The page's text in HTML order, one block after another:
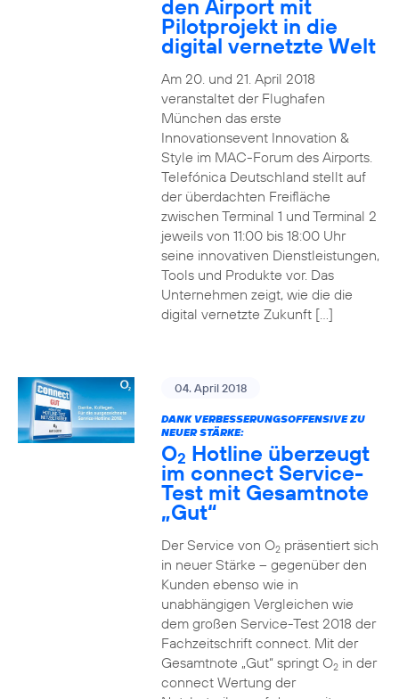
den Airport mit
Pilotprojekt in die
digital vernetzte Welt
Am 20. und 21. April 2018
veranstaltet der Flughafen
München das erste
Innovationsevent Innovation &
Style im MAC-Forum des Airports.
Telefónica Deutschland stellt auf
der überdachten Freifläche
zwischen Terminal 1 und Terminal 2
jeweils von 11:00 bis 18:00 Uhr
seine innovativen Dienstleistungen,
Tools und Produkte vor. Das
Unternehmen zeigt, wie die die
digital vernetzte Zukunft […]
04. April 2018
DANK VERBESSERUNGSOFFENSIVE ZU
NEUER STÄRKE:
O2 Hotline überzeugt
im connect Service-
Test mit Gesamtnote
„Gut“
Der Service von O2präsentiert sich
in neuer Stärke – gegenüber den
Kunden ebenso wie in
unabhängigen Vergleichen wie
dem großen Service-Test 2018 der
Fachzeitschrift connect. Mit der
Gesamtnote „Gut“ springt O2in der
connect Wertung der